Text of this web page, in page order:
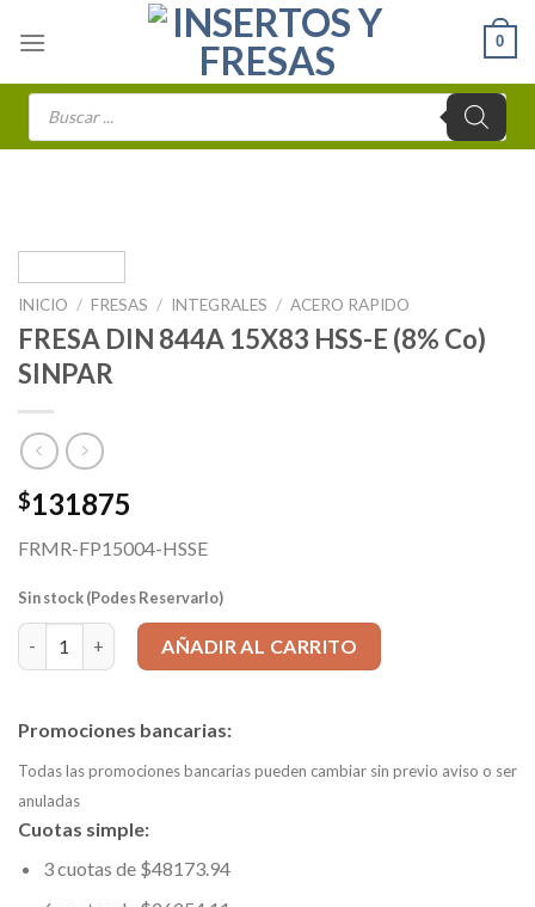
0
Búsqueda
INICIO / FRESAS / INTEGRALES / ACERO RAPIDO
FRESA DIN 844A 15X83 HSS-E (8% Co)
SINPAR
$131875
FRMR-FP15004-HSSE
Sin stock (Podes Reservarlo)
FRESA DIN 844A 15X83 HSS-E (8% Co) SINPAR cantidad
AÑADIR AL CARRITO
Promociones bancarias:
Todas las promociones bancarias pueden cambiar sin previo aviso o ser
anuladas
Cuotas simple:
3 cuotas de $48173.94